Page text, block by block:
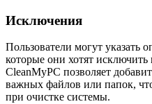
Исключения
Пользователи могут указать
которые они хотят
CleanMyPC позволяет
важных файлов или папок,
при очистке системы.